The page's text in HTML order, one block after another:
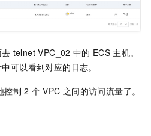
去 telnet VPC_02 中的 ECS 主机。
可以看到对应的日志。
控制 2 个 VPC 之间的访问流量了。